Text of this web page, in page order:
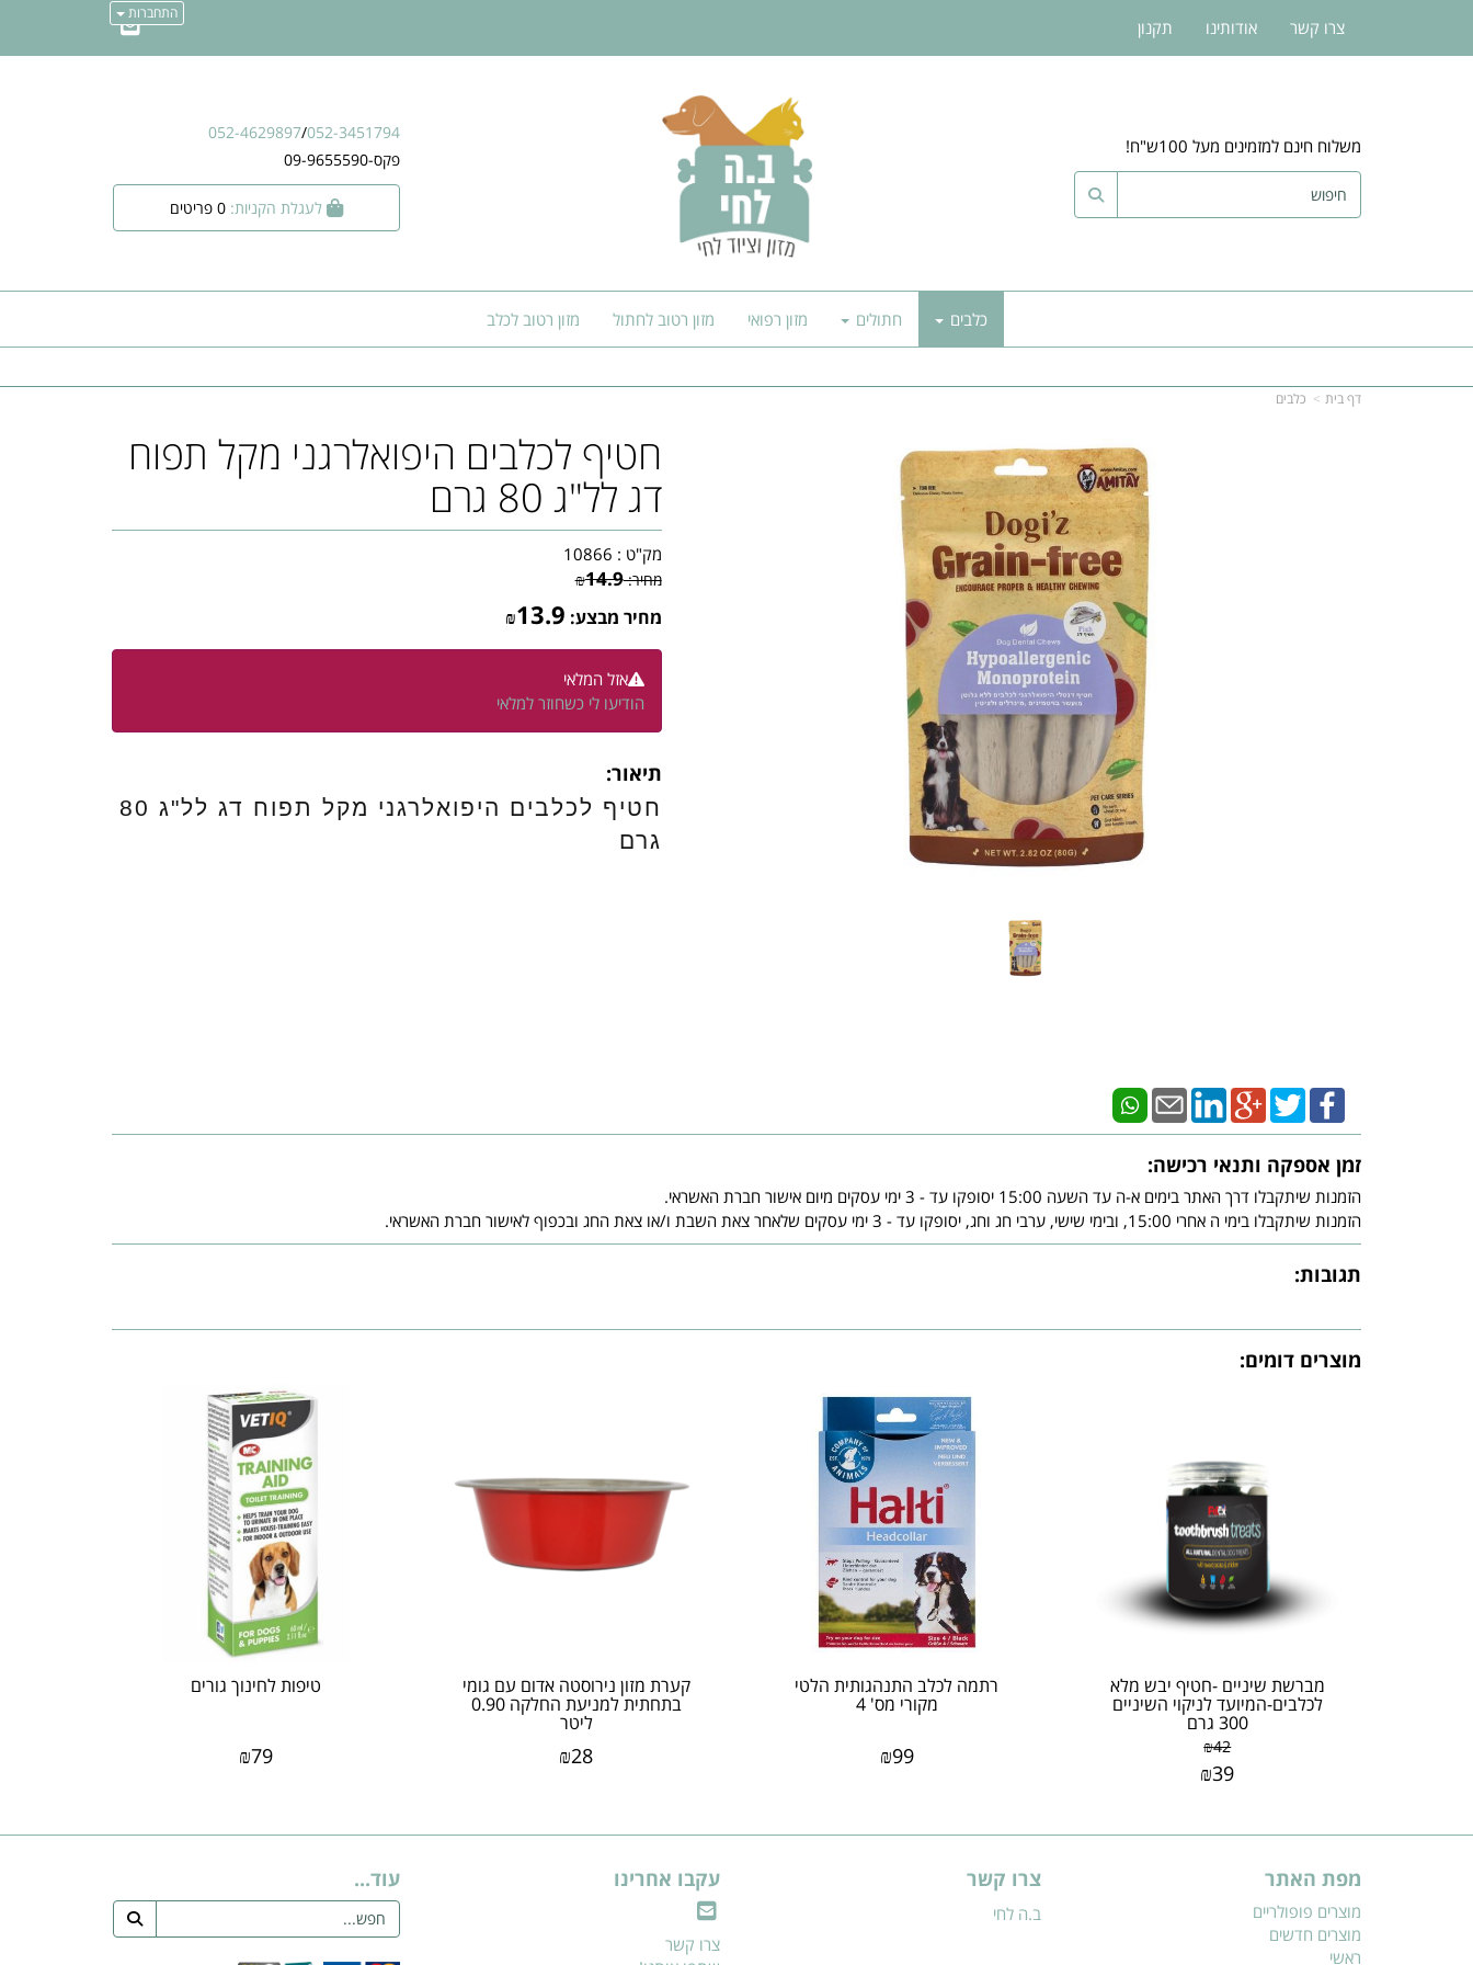
התחברות
משלוח חינם למזמינים מעל 100ש"ח!
052-4629897/052-3451794
פקס-09-9655590
0
כלבים חתולים מזון רפואי מזון רטוב לחתול מזון רטוב לכלב
צרו קשר אודותינו תקנון
דף בית כלבים
חטיף לכלבים היפואלרגני מקל תפוח
דג לל"ג 80 גרם
מק"ט : 10866
מחיר: ₪14.9
מחיר מבצע: ₪13.9
אזל המלאי
הודיעו לי כשחוזר למלאי
תיאור:
חטיף לכלבים היפואלרגני מקל תפוח דג לל"ג 80
גרם
זמן אספקה ותנאי רכישה:
הזמנות שיתקבלו דרך האתר בימים א-ה עד השעה 15:00 יסופקו עד - 3 ימי עסקים מיום אישור חברת האשראי.
הזמנות שיתקבלו בימי ה אחרי 15:00, ובימי שישי, ערבי חג וחג, יסופקו עד - 3 ימי עסקים שלאחר צאת השבת ו/או צאת החג ובכפוף לאישור חברת האשראי.
תגובות:
מוצרים דומים:
מברשת שיניים -חטיף יבש מלא
לכלבים-המיועד לניקוי השיניים
300 גרם
₪42
₪39
רתמה לכלב התנהגותית הלטי
מקורי מס' 4
₪99
קערת מזון נירוסטה אדום עם גומי
בתחתית למניעת החלקה 0.90
ליטר
₪28
טיפות לחינוך גורים
₪79
מפת האתר
מוצרים פופולריים
מוצרים חדשים
ראשי
צרו קשר
ב.ה לחי
עקבו אחרינו
צרו קשר
עוד...